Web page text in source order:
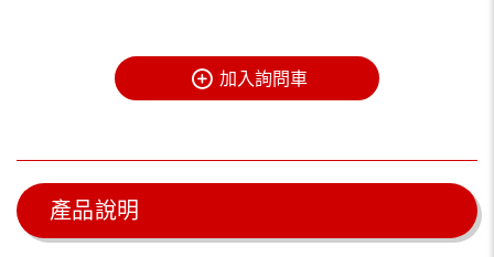
加入詢問車
產品說明